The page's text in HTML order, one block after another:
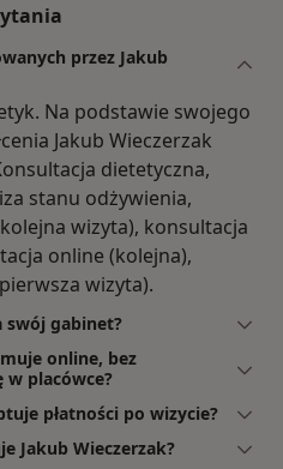
przez Jakub
Na podstawie swojego
Jakub Wieczerzak
dietetyczna,
stanu odżywienia,
wizyta), konsultacja
online (kolejna),
wizyta).
swój gabinet?
online, bez
w placówce?
płatności po wizycie?
Jakub Wieczerzak?